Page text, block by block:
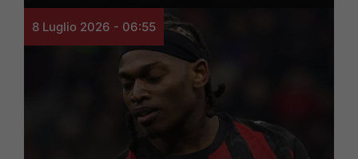
8 Luglio 2026 - 06:55